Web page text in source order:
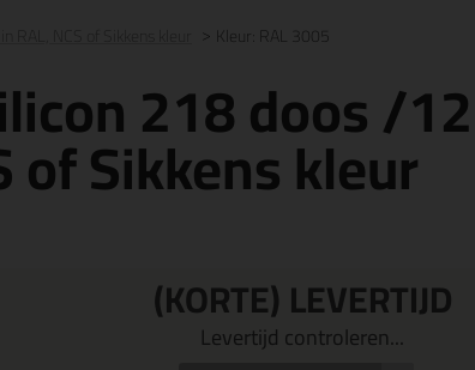
Kleur: RAL 3005
218 doos /
of Sikkens kleur
(KORTE) LEVERTIJD
Levertijd controleren...